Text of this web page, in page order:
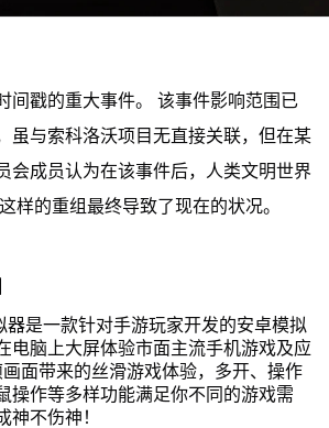
间戳的重大事件。 该事件影响范围已
虽与索科洛沃项目无直接关联，但在某
会成员认为在该事件后，人类文明世界
样的重组最终导致了现在的状况。
器是一款针对手游玩家开发的安卓模拟
电脑上大屏体验市面主流手机游戏及应
面带来的丝滑游戏体验，多开、操作
操作等多样功能满足你不同的游戏需
神不伤神！